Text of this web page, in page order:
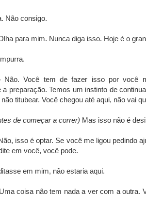
Não consigo.
para mim. Nunca diga isso. Hoje é o
Não. Você tem de fazer isso por você
preparação. Temos um instinto de
titubear. Você chegou até aqui, não vai
de começar a correr) Mas isso não é
isso é optar. Se você me ligou pedindo
em você, você pode.
em mim, não estaria aqui.
Uma coisa não tem nada a ver com a outra.